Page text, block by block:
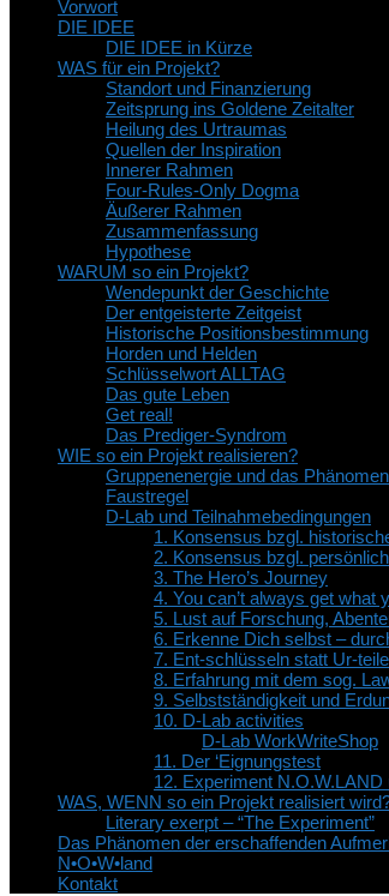
Vorwort
DIE IDEE
DIE IDEE in Kürze
WAS für ein Projekt?
Standort und Finanzierung
Zeitsprung ins Goldene Zeitalter
Heilung des Urtraumas
Quellen der Inspiration
Innerer Rahmen
Four-Rules-Only Dogma
Äußerer Rahmen
Zusammenfassung
Hypothese
WARUM so ein Projekt?
Wendepunkt der Geschichte
Der entgeisterte Zeitgeist
Historische Positionsbestimmung
Horden und Helden
Schlüsselwort ALLTAG
Das gute Leben
Get real!
Das Prediger-Syndrom
WIE so ein Projekt realisieren?
Gruppenenergie und das
Faustregel
D-Lab und Teilnahmebedingungen
1. Konsensus bzgl.
2. Konsensus bzgl.
3. The Hero’s Journey
4. You can’t always get what
5. Lust auf Forschung,
6. Erkenne Dich selbst –
7. Ent-schlüsseln statt Ur-
8. Erfahrung mit dem sog.
9. Selbstständigkeit und
10. D-Lab activities
D-Lab WorkWriteShop
11. Der ‘Eignungstest
12. Experiment N.O.W.LAND
WAS, WENN so ein Projekt realisiert
Literary exerpt – “The Experiment”
Das Phänomen der erschaffenden
N•O•W•land
Kontakt